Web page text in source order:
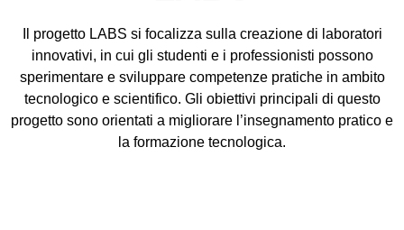
Il progetto LABS si focalizza sulla creazione di laboratori
innovativi, in cui gli studenti e i professionisti possono
sperimentare e sviluppare competenze pratiche in ambito
tecnologico e scientifico. Gli obiettivi principali di questo
progetto sono orientati a migliorare l’insegnamento pratico e
la formazione tecnologica.